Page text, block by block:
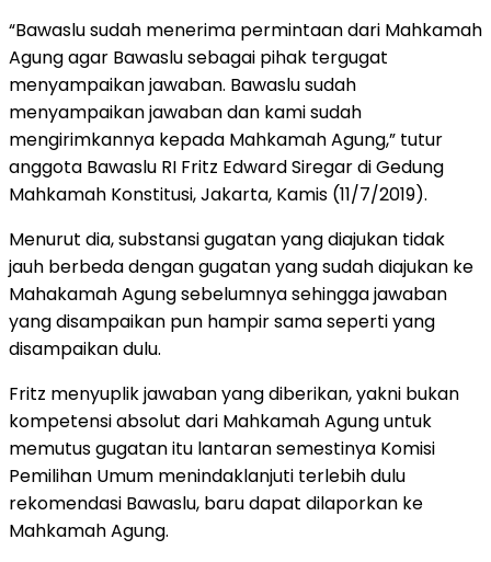
“Bawaslu sudah menerima permintaan dari Mahkamah
Agung agar Bawaslu sebagai pihak tergugat
menyampaikan jawaban. Bawaslu sudah
menyampaikan jawaban dan kami sudah
mengirimkannya kepada Mahkamah Agung,” tutur
anggota Bawaslu RI Fritz Edward Siregar di Gedung
Mahkamah Konstitusi, Jakarta, Kamis (11/7/2019).
Menurut dia, substansi gugatan yang diajukan tidak
jauh berbeda dengan gugatan yang sudah diajukan ke
Mahakamah Agung sebelumnya sehingga jawaban
yang disampaikan pun hampir sama seperti yang
disampaikan dulu.
Fritz menyuplik jawaban yang diberikan, yakni bukan
kompetensi absolut dari Mahkamah Agung untuk
memutus gugatan itu lantaran semestinya Komisi
Pemilihan Umum menindaklanjuti terlebih dulu
rekomendasi Bawaslu, baru dapat dilaporkan ke
Mahkamah Agung.